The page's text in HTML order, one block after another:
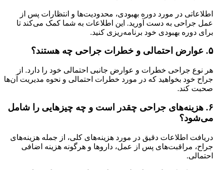
اطلاعاتی در مورد دوره بهبودی، محدودیت‌ها و انتظارات پس از
عمل جراحی به دست آورید. این اطلاعات به شما کمک می‌کند تا
برای دوره بهبودی خود برنامه‌ریزی کنید.
۵. عوارض احتمالی و خطرات جراحی چه هستند؟
هر نوع جراحی خطرات و عوارض جانبی احتمالی خود را دارد. از
جراح خود بخواهید که در مورد خطرات احتمالی و نحوه مدیریت آن‌ها
صحبت کند.
۶. هزینه‌های جراحی چقدر است و چه چیزهایی را شامل
می‌شود؟
دریافت اطلاعات دقیق در مورد هزینه‌های کلی، از جمله هزینه‌های
جراح، مراقبت‌های پس از عمل، داروها و هرگونه هزینه اضافی
احتمالی.